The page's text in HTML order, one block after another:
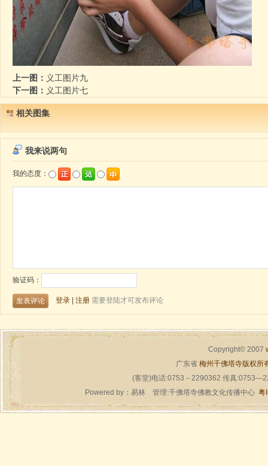
上一图： 义工图片九
下一图： 义工图片七
相关图集
Copyright© 2007
广东省 梅州千佛塔寺版权所
(客堂)电话:0753－2290362 传真
Powered by： 易林管理:千佛塔寺佛教文化传播中心 粤